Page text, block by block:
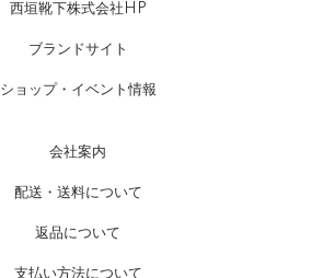
西垣靴下株式会社HP
ブランドサイト
ショップ・イベント情報
会社案内
配送・送料について
返品について
支払い方法について